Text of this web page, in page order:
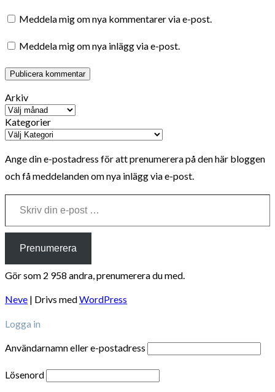
Meddela mig om nya kommentarer via e-post.
Meddela mig om nya inlägg via e-post.
Arkiv
Kategorier
Ange din e-postadress för att prenumerera på den här bloggen
och få meddelanden om nya inlägg via e-post.
Skriv din e-post …
Prenumerera
Gör som 2 958 andra, prenumerera du med.
Neve | Drivs medWordPress
Logga in
Användarnamn eller e-postadress
Lösenord